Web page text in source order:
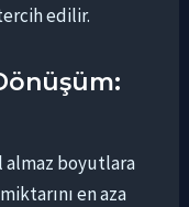
edilir.
almaz boyutlara
en aza